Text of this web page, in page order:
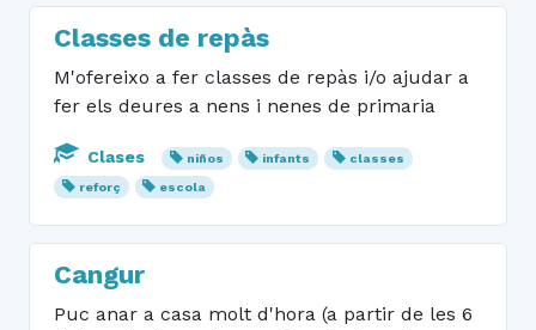
Classes de repàs
M'ofereixo a fer classes de repàs i/o ajudar a
fer els deures a nens i nenes de primaria
Clases niños infants
classes
reforç
escola
Cangur
Puc anar a casa molt d'hora (a partir de les 6